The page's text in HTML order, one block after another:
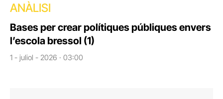
ANÀLISI
Bases per crear polítiques públiques envers
l’escola bressol (1)
1 - juliol - 2026 · 03:00